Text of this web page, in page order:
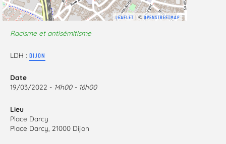
LEAFLET | ©OPENSTREETMAP
Racisme et antisémitisme
LDH : DIJON
Date
19/03/2022 - 14h00 - 16h00
Lieu
Place Darcy
Place Darcy, 21000 Dijon